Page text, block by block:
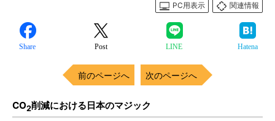
PC用表示
関連情報
Share Post LINE Hatena
前のページへ 次のページへ
CO2削減における日本のマジック